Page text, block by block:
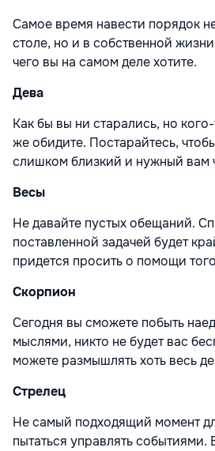
Самое время навести порядок
столе, но и в собственной
чего вы на самом деле хотите.
Дева
Как бы вы ни старались, но
же обидите. Постарайтесь,
слишком близкий и нужный вам
Весы
Не давайте пустых обещаний.
поставленной задачей будет
придется просить о помощи
Скорпион
Сегодня вы сможете побыть
мыслями, никто не будет вас
можете размышлять хоть весь
Стрелец
Не самый подходящий момент
пытаться управлять